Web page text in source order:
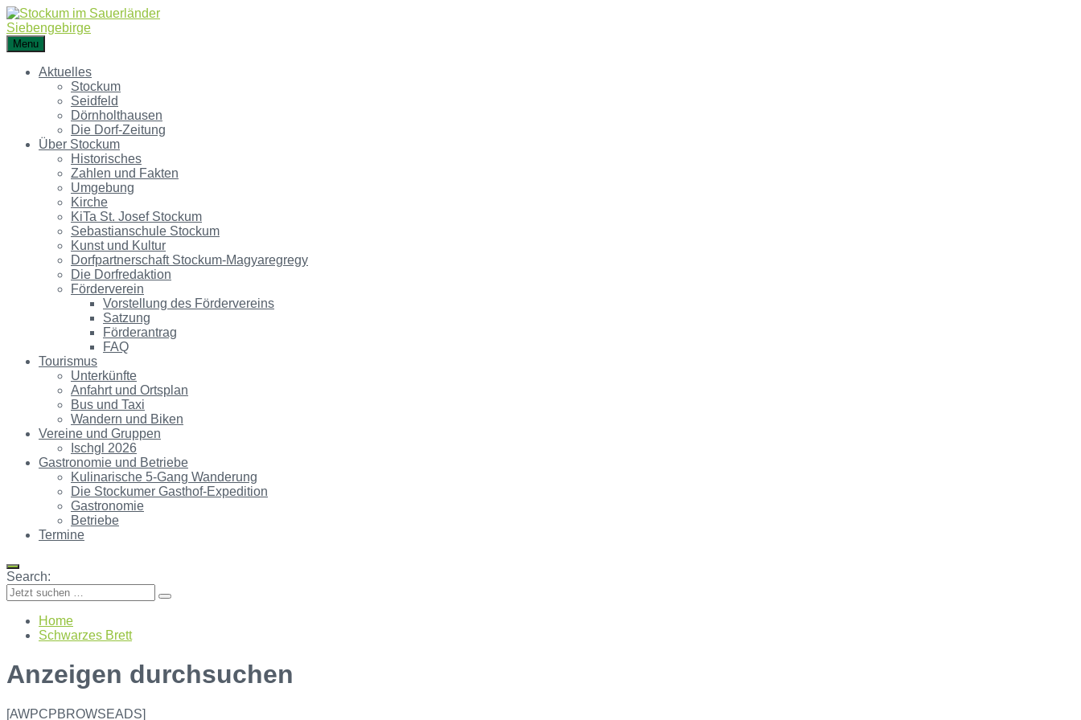
Menu
Aktuelles
Stockum
Seidfeld
Dörnholthausen
Die Dorf-Zeitung
Über Stockum
Historisches
Zahlen und Fakten
Umgebung
Kirche
KiTa St. Josef Stockum
Sebastianschule Stockum
Kunst und Kultur
Dorfpartnerschaft Stockum-Magyaregregy
Die Dorfredaktion
Förderverein
Vorstellung des Fördervereins
Satzung
Förderantrag
FAQ
Tourismus
Unterkünfte
Anfahrt und Ortsplan
Bus und Taxi
Wandern und Biken
Vereine und Gruppen
Ischgl 2026
Gastronomie und Betriebe
Kulinarische 5-Gang Wanderung
Die Stockumer Gasthof-Expedition
Gastronomie
Betriebe
Termine
Search:
Home
Schwarzes Brett
Anzeigen durchsuchen
[AWPCPBROWSEADS]